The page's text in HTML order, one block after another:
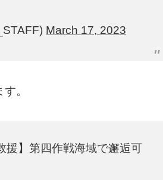
March 17, 2023
。
】第四作戦海域で邂逅可